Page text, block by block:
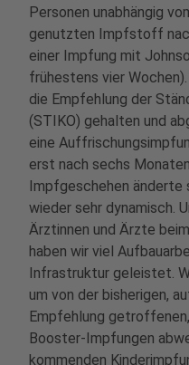
Personen unabhängig
genutzten Impfstoff
einer Impfung mit
frühestens vier
die Empfehlung der
(STIKO) gehalten und
eine
erst nach sechs
Impfgeschehen änderte
wieder sehr dynamisch.
Ärztinnen und Ärzte
haben wir viel
Infrastruktur geleistet.
um von der bisherigen,
Empfehlung
Booster-Impfungen
kommenden